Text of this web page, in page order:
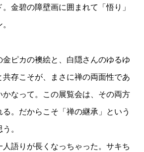
金碧の障壁画に囲まれて「悟り」
ピカの襖絵と、白隠さんのゆるゆ
共存こそが、まさに禅の両面性であ
かなって。この展覧会は、その両方
。だからこそ「禅の継承」という
。
語りが長くなっちゃった。サキち